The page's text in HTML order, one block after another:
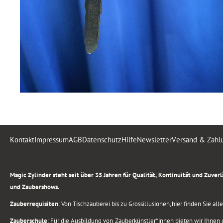
KontaktImpressumAGBDatenschutzHilfeNewsletterVersand &
Magic Zylinder steht seit über 35 Jahren für Qualität, Kontinuität und
und Zaubershows.
Zauberrequisiten: Von Tischzauberei bis zu Grossillusionen, hier finden Sie
Zauberschule: Für die Ausbildung von Zauberkünstler*innen bieten wir Ihnen